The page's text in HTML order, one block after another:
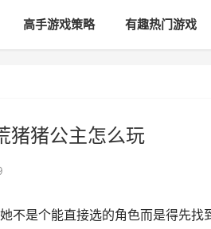
高手游戏策略 有趣热门游戏
猪猪公主怎么玩
不是个能直接选的角色而是得先